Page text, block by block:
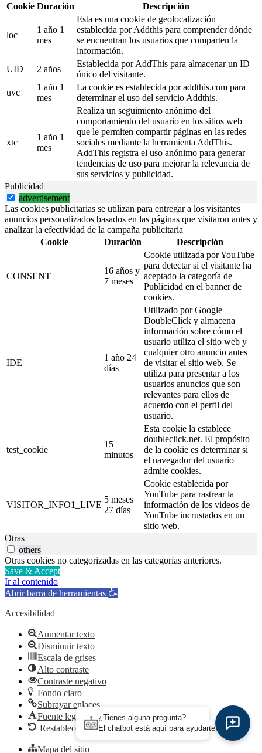
Cookie Duración Descripción
loc
1 año 1
mes
Esta es una cookie de geolocalización
establecida por Addthis para comprender dónde
se encuentran los usuarios que comparten la
información.
UID
2 años
Establecida por AddThis para almacenar un ID
único del visitante.
uvc
1 año 1
mes
La cookie es establecida por addthis.com para
determinar el uso del servicio Addthis.
xtc
1 año 1
mes
Realiza un seguimiento anónimo del
comportamiento del usuario en los sitios web
que le permiten compartir páginas en las redes
sociales mediante la herramienta AddThis.
AddThis registra el uso anónimo para generar
tendencias de uso para mejorar la relevancia de
sus servicios y publicidad.
Publicidad
advertisement
Las cookies publicitarias se utilizan para entregar a los visitantes
anuncios personalizados basados en las páginas que visitaron antes y
analizar la efectividad de la campaña publicitaria
Cookie
Duración Descripción
CONSENT
16 años y
7 meses
Cookie utilizada por YouTube
para detectar si el visitante ha
aceptado la categoría de
Publicidad en el banner de
cookies.
IDE
1 año 24
días
Utilizado por Google
DoubleClick y almacena
información sobre cómo el
usuario utiliza el sitio web y
cualquier otro anuncio antes
de visitar el sitio web. Se
utiliza para presentar a los
usuarios anuncios que son
relevantes para ellos de
acuerdo con el perfil del
usuario.
test_cookie
15
minutos
Esta cookie la establece
doubleclick.net. El propósito
de la cookie es determinar si
el navegador del usuario
admite cookies.
VISITOR_INFO1_LIVE
5 meses
27 días
Cookie establecida por
YouTube para rastrear la
información de los videos de
YouTube incrustados en un
sitio web.
Otras
others
Otras cookies no categorizadas en las categorías anteriores.
Save & Accept
Ir al contenido
Abrir barra de herramientas
Accesibilidad
Aumentar texto
Disminuir texto
Escala de grises
Alto contraste
Contraste negativo
Fondo claro
Subrayar enlaces
Fuente legible
Restablecer
Mapa del sitio
¿Tienes alguna pregunta?
El chatbot está aquí para ayudarte.